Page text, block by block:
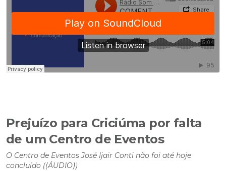
Prejuízo para Criciúma por falta
de um Centro de Eventos
O Centro de Eventos José Ijair Conti não foi até hoje
concluído ((ÁUDIO))